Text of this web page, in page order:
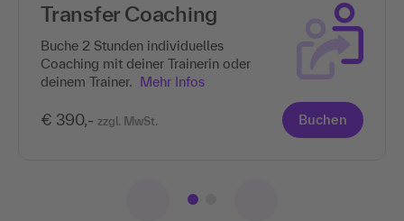
Transfer Coaching
Buche 2 Stunden individuelles
Coaching mit deiner Trainerin oder
deinem Trainer. Mehr Infos
€ 390,- zzgl. MwSt. Buchen